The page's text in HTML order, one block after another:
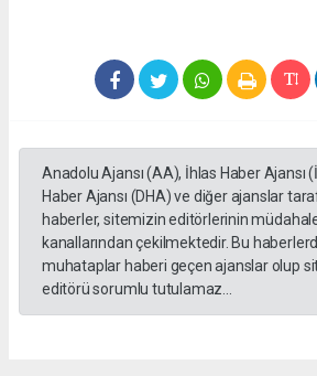
Anadolu Ajansı (AA), İhlas Haber Ajansı
Haber Ajansı (DHA) ve diğer ajanslar
haberler, sitemizin editörlerinin
kanallarından çekilmektedir. Bu
muhataplar haberi geçen ajanslar olup
editörü sorumlu tutulamaz...